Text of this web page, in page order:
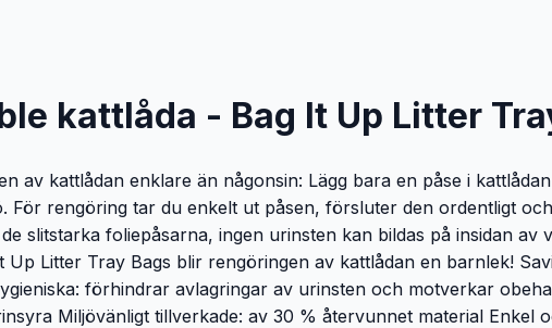
kattlåda - Bag It Up Litter
av kattlådan enklare än någonsin: Lägg bara en påse i
För rengöring tar du enkelt ut påsen, försluter den ordentligt
slitstarka foliepåsarna, ingen urinsten kan bildas på insidan
Litter Tray Bags blir rengöringen av kattlådan en barnlek!
förhindrar avlagringar av urinsten och motverkar
Miljövänligt tillverkade: av 30 % återvunnet material